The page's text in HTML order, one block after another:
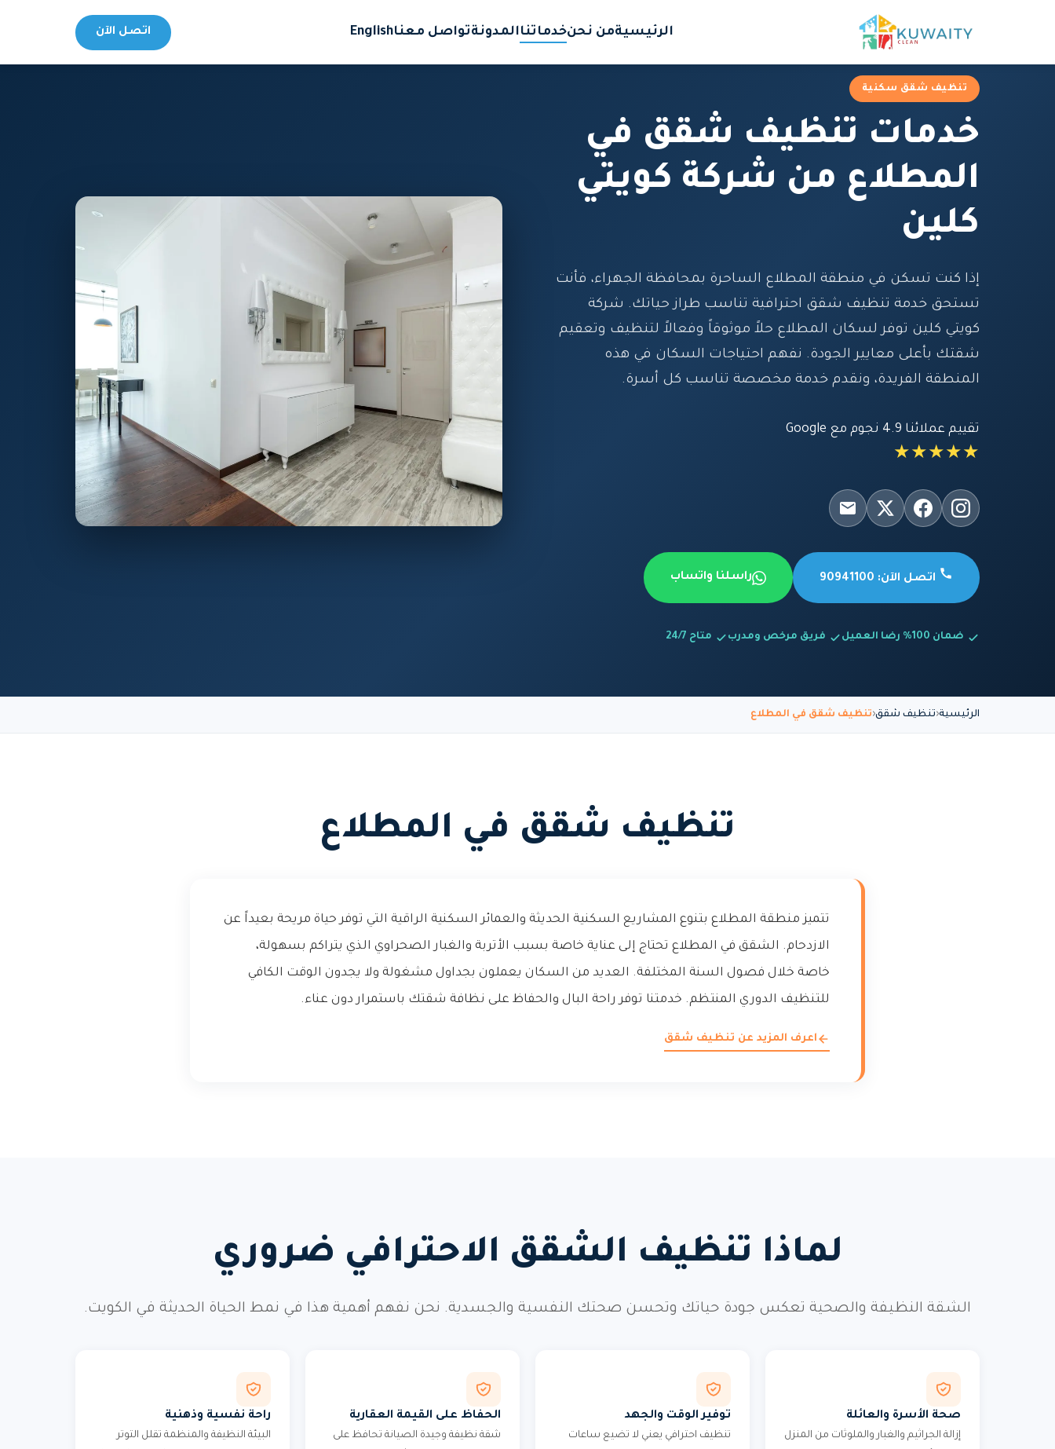
الرئيسيةمن نحنخدماتناالمدونةتواصل معناEnglish اتصل الآن
تنظيف شقق سكنية
خدمات تنظيف شقق في
المطلاع من شركة كويتي
كلين
إذا كنت تسكن في منطقة المطلاع الساحرة بمحافظة الجهراء، فأنت
تستحق خدمة تنظيف شقق احترافية تناسب طراز حياتك. شركة
كويتي كلين توفر لسكان المطلاع حلاً موثوقاً وفعالاً لتنظيف وتعقيم
شقتك بأعلى معايير الجودة. نفهم احتياجات السكان في هذه
المنطقة الفريدة، ونقدم خدمة مخصصة تناسب كل أسرة.
تقييم عملائنا 4.9 نجوم مع Google
★★★★★
اتصل الآن: 90941100 راسلنا واتساب
ضمان 100% رضا العميل فريق مرخص ومدرب متاح 24/7
الرئيسية تنظيف شقق تنظيف شقق في المطلاع
تنظيف شقق في المطلاع
تتميز منطقة المطلاع بتنوع المشاريع السكنية الحديثة والعمائر السكنية الراقية التي توفر حياة مريحة بعيداً عن
الازدحام. الشقق في المطلاع تحتاج إلى عناية خاصة بسبب الأتربة والغبار الصحراوي الذي يتراكم بسهولة،
خاصة خلال فصول السنة المختلفة. العديد من السكان يعملون بجداول مشغولة ولا يجدون الوقت الكافي
للتنظيف الدوري المنتظم. خدمتنا توفر راحة البال والحفاظ على نظافة شقتك باستمرار دون عناء.
اعرف المزيد عن تنظيف شقق
لماذا تنظيف الشقق الاحترافي ضروري
الشقة النظيفة والصحية تعكس جودة حياتك وتحسن صحتك النفسية والجسدية. نحن نفهم أهمية هذا في نمط الحياة الحديثة في الكويت.
صحة الأسرة والعائلة
إزالة الجراثيم والغبار والملوثات من المنزل
توفير الوقت والجهد
تنظيف احترافي يعني لا تضيع ساعات
الحفاظ على القيمة العقارية
شقة نظيفة وجيدة الصيانة تحافظ على
راحة نفسية وذهنية
البيئة النظيفة والمنظمة تقلل التوتر